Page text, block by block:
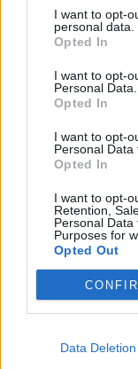
I want to opt-
personal data.
Opted In
I want to opt-
Personal Data.
Opted In
I want to opt-
Personal Data
Opted In
I want to opt-
Retention,
Personal
Purposes for
Opted Out
Data Deletion
Σαμαριάς!
μονάδων στο
Στο ΥΠΕΝ οι
βιομηχανίας στην
Κρήτη: Έδειχνε
Έρευνες για